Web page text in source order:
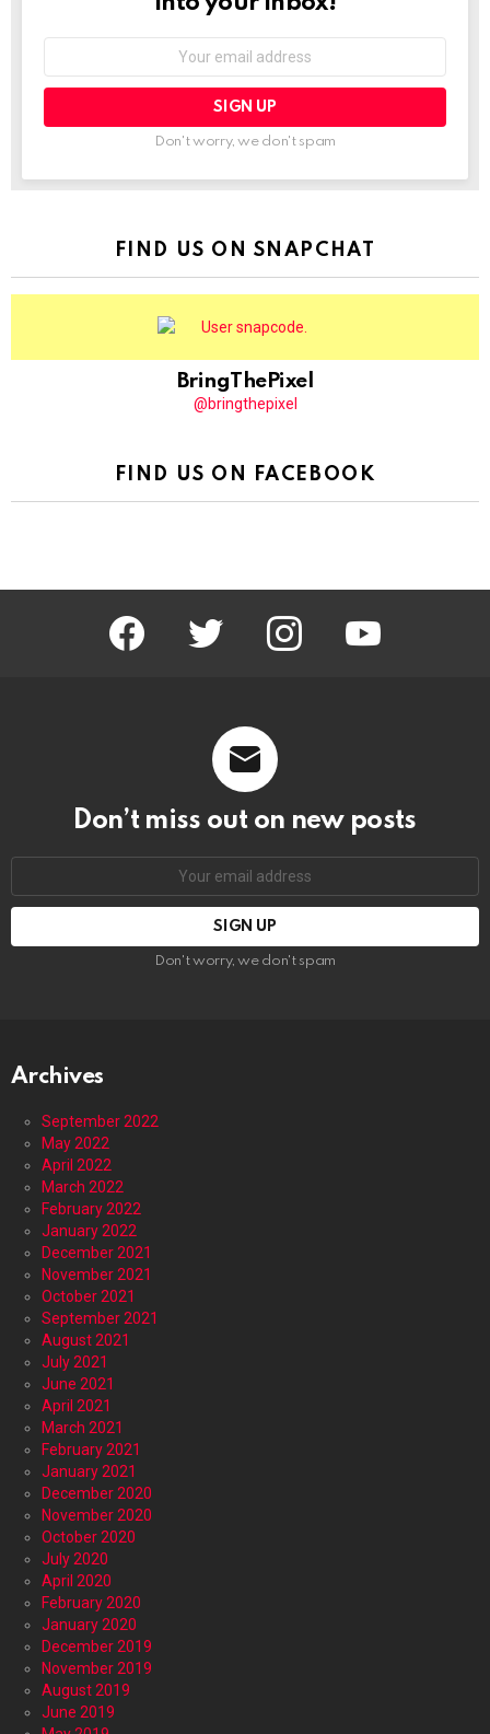
Don't worry, we don't spam
FIND US ON SNAPCHAT
BringThePixel
@bringthepixel
FIND US ON FACEBOOK
facebook twitter instagram youtube
Don’t miss out on new posts
Don't worry, we don't spam
Archives
September 2022
May 2022
April 2022
March 2022
February 2022
January 2022
December 2021
November 2021
October 2021
September 2021
August 2021
July 2021
June 2021
April 2021
March 2021
February 2021
January 2021
December 2020
November 2020
October 2020
July 2020
April 2020
February 2020
January 2020
December 2019
November 2019
August 2019
June 2019